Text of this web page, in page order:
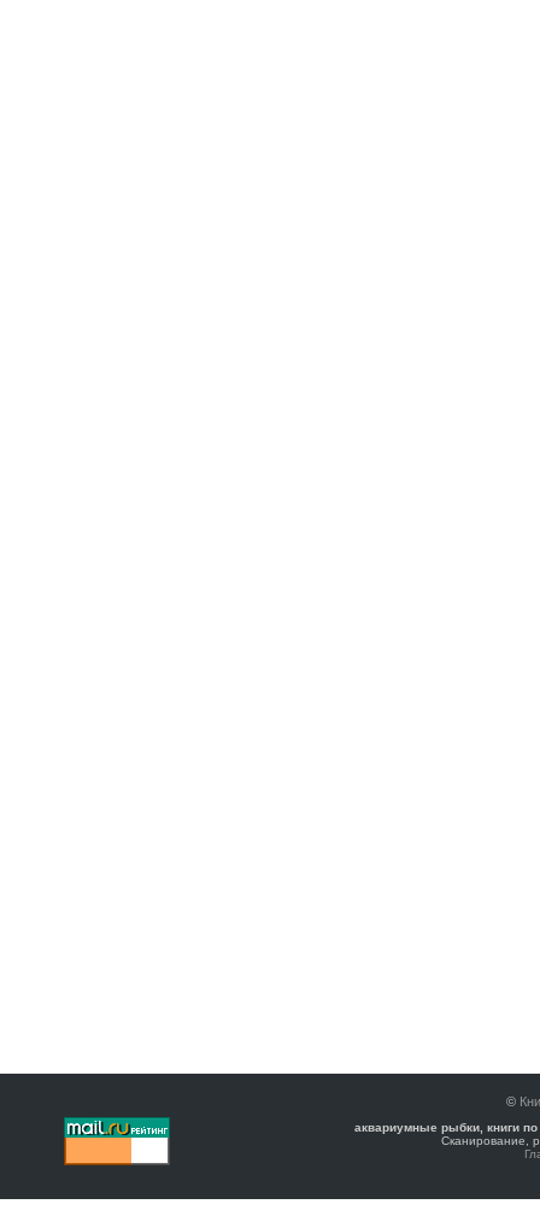
©
аквариумные рыбки, книги
Сканирование,